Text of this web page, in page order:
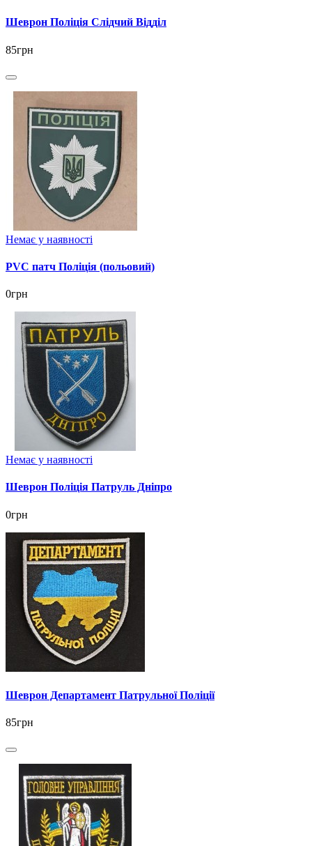
Шеврон Поліція Слідчий Відділ
85грн
Немає у наявності
PVC патч Поліція (польовий)
0грн
Немає у наявності
Шеврон Поліція Патруль Дніпро
0грн
Шеврон Департамент Патрульної Поліції
85грн